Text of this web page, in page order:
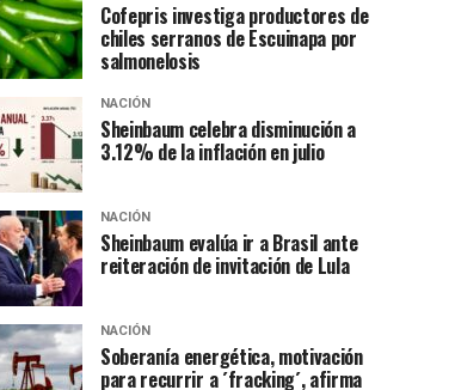
Cofepris investiga productores de
chiles serranos de Escuinapa por
salmonelosis
NACIÓN
Sheinbaum celebra disminución a
3.12% de la inflación en julio
NACIÓN
Sheinbaum evalúa ir a Brasil ante
reiteración de invitación de Lula
NACIÓN
Soberanía energética, motivación
para recurrir a ´fracking´, afirma